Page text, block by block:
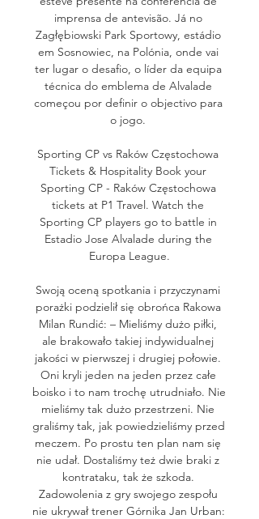
imprensa de antevisão. Já no
Zagłębiowski Park Sportowy, estádio
em Sosnowiec, na Polónia, onde vai
ter lugar o desafio, o líder da equipa
técnica do emblema de Alvalade
começou por definir o objectivo para
o jogo.
Sporting CP vs Raków Częstochowa
Tickets & Hospitality Book your
Sporting CP - Raków Częstochowa
tickets at P1 Travel. Watch the
Sporting CP players go to battle in
Estadio Jose Alvalade during the
Europa League.
Swoją oceną spotkania i przyczynami
porażki podzielił się obrońca Rakowa
Milan Rundić: – Mieliśmy dużo piłki,
ale brakowało takiej indywidualnej
jakości w pierwszej i drugiej połowie.
Oni kryli jeden na jeden przez całe
boisko i to nam trochę utrudniało. Nie
mieliśmy tak dużo przestrzeni. Nie
graliśmy tak, jak powiedzieliśmy przed
meczem. Po prostu ten plan nam się
nie udał. Dostaliśmy też dwie braki z
kontrataku, tak że szkoda.
Zadowolenia z gry swojego zespołu
nie ukrywał trener Górnika Jan Urban: